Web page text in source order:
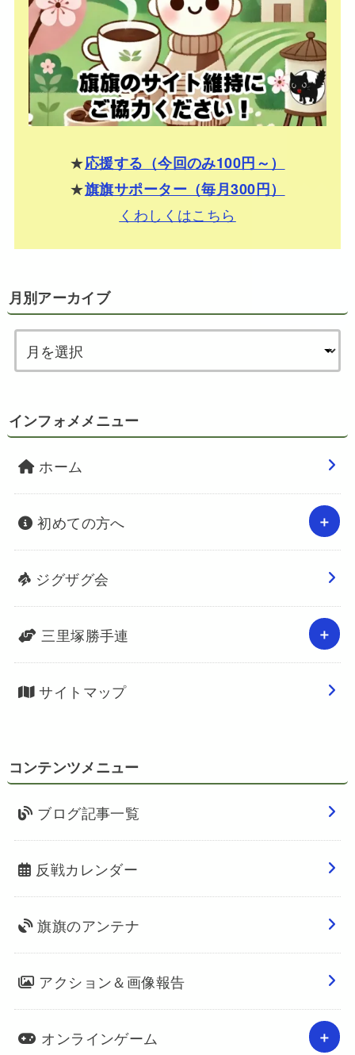
★応援する（今回のみ100円～）
★旗旗サポーター（毎月300円）
くわしくはこちら
月別アーカイブ
インフォメメニュー
ホーム
初めての方へ
ジグザグ会
三里塚勝手連
サイトマップ
コンテンツメニュー
ブログ記事一覧
反戦カレンダー
旗旗のアンテナ
アクション＆画像報告
オンラインゲーム